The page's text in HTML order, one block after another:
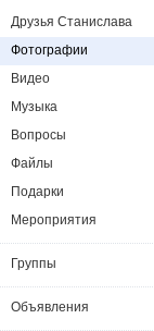
Друзья Станислава
Фотографии
Видео
Музыка
Вопросы
Файлы
Подарки
Мероприятия
Группы
Объявления